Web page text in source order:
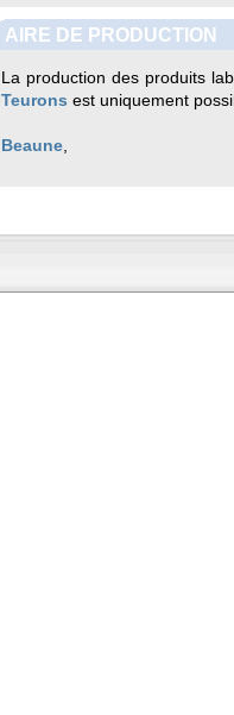
AIRE DE PRODUCTION
La production des produits
Teurons est uniquement
Beaune